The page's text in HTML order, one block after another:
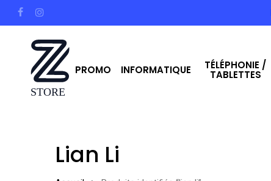
to
facebookinstagram
PROMO INFORMATIQUE TÉLÉPHONIE /
TABLETTES
Lian Li